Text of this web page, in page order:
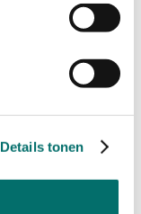
Details tonen